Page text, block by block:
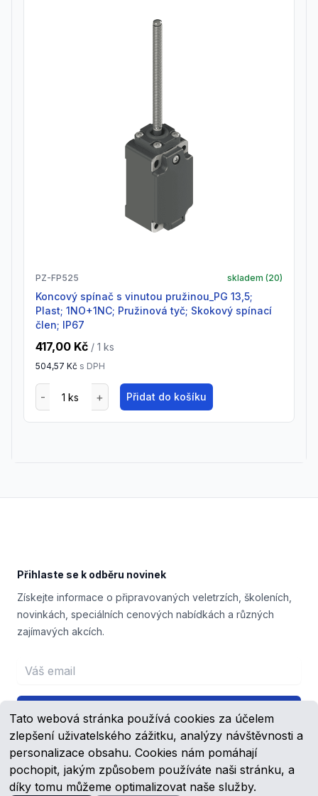
Tato webová stránka používá cookies za účelem
zlepšení uživatelského zážitku, analýzy návštěvnosti a
personalizace obsahu. Cookies nám pomáhají
pochopit, jakým způsobem používáte naši stránku, a
díky tomu můžeme optimalizovat naše služby.
PZ-FP525 skladem (20)
Koncový spínač s vinutou pružinou_PG 13,5;
Plast; 1NO+1NC; Pružinová tyč; Skokový spínací
člen; IP67
417,00 Kč / 1 ks
504,57 Kč s DPH
Přidat do košíku
Přihlaste se k odběru novinek
Získejte informace o připravovaných veletrzích, školeních,
novinkách, speciálních cenových nabídkách a různých
zajímavých akcích.
Email address
Přihlášení
FacebookYouTube